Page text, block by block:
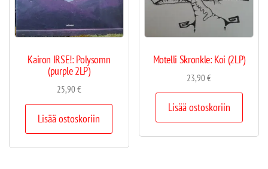
Kairon IRSE!: Polysomn
(purple 2LP)
25,90€
Lisää ostoskoriin
Motelli Skronkle: Koi (2LP)
23,90€
Lisää ostoskoriin